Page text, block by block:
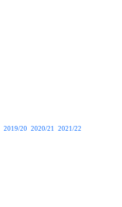
2019/20 2020/21 2021/22